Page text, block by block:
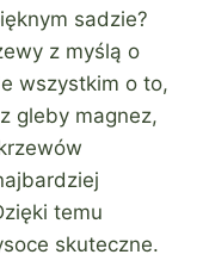
sadzie?
z myślą o
wszystkim o to,
gleby magnez,
temu
skuteczne.